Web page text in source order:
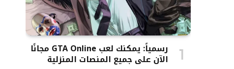
رسمياً: يمكنك لعب GTA Online مجانًا
الآن على جميع المنصات المنزلية